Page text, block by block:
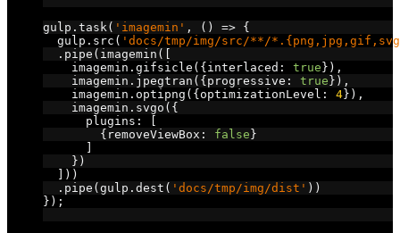
gulp . task ( 'imagemin' , () => {
  gulp
. src ( 'docs/tmp/img/src/**/
. pipe ( imagemin ([
    imagemin
. gifsicle ({interlaced : true}),
    imagemin
. jpegtran ({progressive : true}),
    imagemin
. optipng ({optimizationLevel : 4}),
    imagemin
. svgo ({
      plugins
:
[
{ removeViewBox : false}
]
})
]))
. pipe (gulp . dest ( 'docs/tmp/img/dist' ))
});